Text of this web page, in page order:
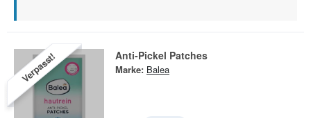
Verpasst! Anti-Pickel Patches
Marke: Balea